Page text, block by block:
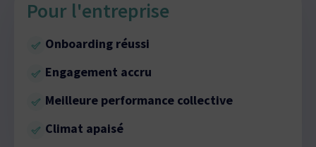
Pour l'entreprise
Onboarding réussi
Engagement accru
Meilleure performance collective
Climat apaisé